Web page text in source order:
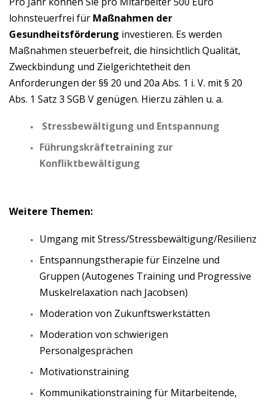
lohnsteuerfrei für Maßnahmen der
Gesundheitsförderung investieren. Es werden
Maßnahmen steuerbefreit, die hinsichtlich Qualität,
Zweckbindung und Zielgerichtetheit den
Anforderungen der §§ 20 und 20a Abs. 1 i. V. mit § 20
Abs. 1 Satz 3 SGB V genügen. Hierzu zählen u. a.
Stressbewältigung und Entspannung
Führungskräftetraining zur
Konfliktbewältigung
Weitere Themen:
Umgang mit Stress/Stressbewältigung/Resilienz
Entspannungstherapie für Einzelne und
Gruppen (Autogenes Training und Progressive
Muskelrelaxation nach Jacobsen)
Moderation von Zukunftswerkstätten
Moderation von schwierigen
Personalgesprächen
Motivationstraining
Kommunikationstraining für Mitarbeitende,